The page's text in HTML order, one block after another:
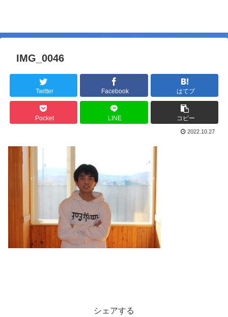
IMG_0046
Twitter Facebook はてブ
Pocket LINE コピー
2022.10.27
シェアする